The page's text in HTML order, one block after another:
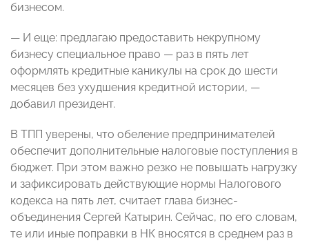
бизнесом.
— И еще: предлагаю предоставить некрупному
бизнесу специальное право — раз в пять лет
оформлять кредитные каникулы на срок до шести
месяцев без ухудшения кредитной истории, —
добавил президент.
В ТПП уверены, что обеление предпринимателей
обеспечит дополнительные налоговые поступления в
бюджет. При этом важно резко не повышать нагрузку
и зафиксировать действующие нормы Налогового
кодекса на пять лет, считает глава бизнес-
объединения Сергей Катырин. Сейчас, по его словам,
те или иные поправки в НК вносятся в среднем раз в